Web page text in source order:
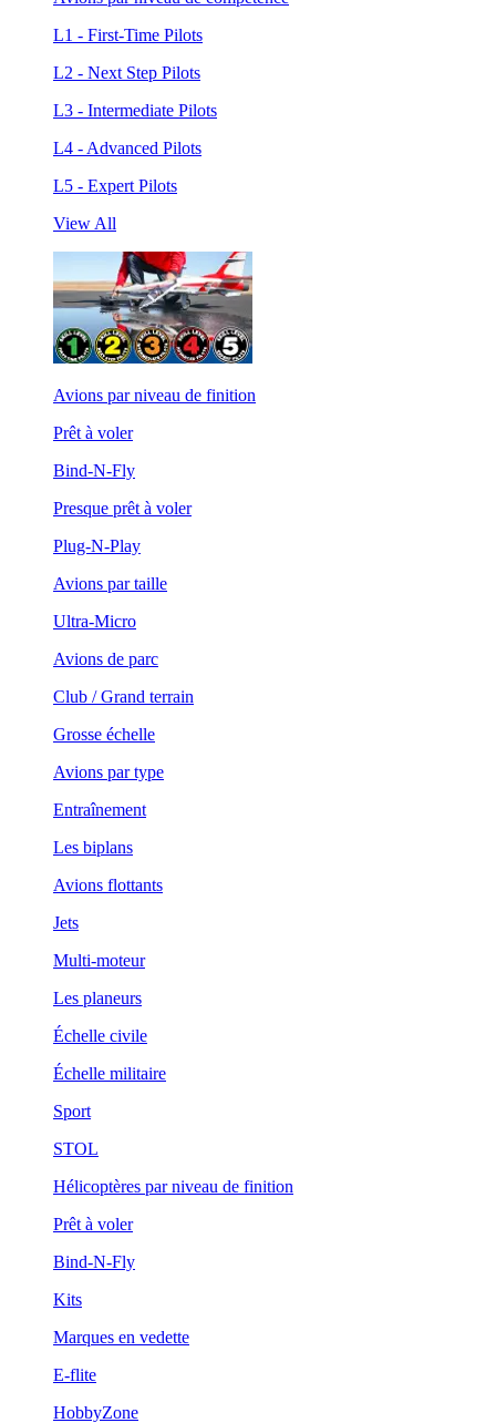
L1 - First-Time Pilots
L2 - Next Step Pilots
L3 - Intermediate Pilots
L4 - Advanced Pilots
L5 - Expert Pilots
View All
Avions par niveau de finition
Prêt à voler
Bind-N-Fly
Presque prêt à voler
Plug-N-Play
Avions par taille
Ultra-Micro
Avions de parc
Club / Grand terrain
Grosse échelle
Avions par type
Entraînement
Les biplans
Avions flottants
Jets
Multi-moteur
Les planeurs
Échelle civile
Échelle militaire
Sport
STOL
Hélicoptères par niveau de finition
Prêt à voler
Bind-N-Fly
Kits
Marques en vedette
E-flite
HobbyZone